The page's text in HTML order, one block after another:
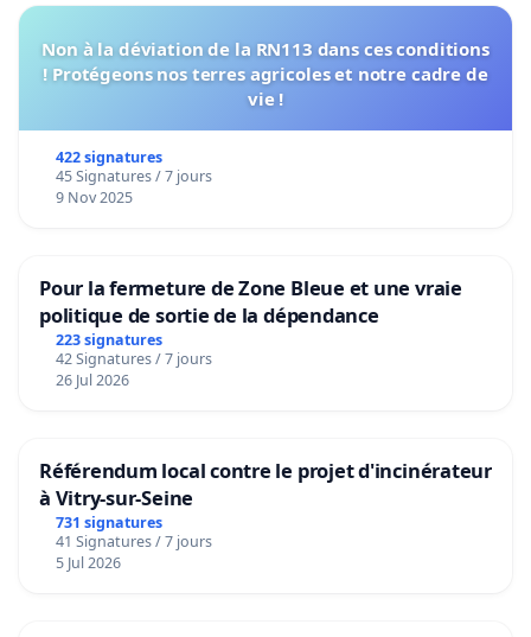
Non à la déviation de la RN113 dans ces conditions
! Protégeons nos terres agricoles et notre cadre de
vie !
422 signatures
45 Signatures / 7 jours
9 Nov 2025
Pour la fermeture de Zone Bleue et une vraie
politique de sortie de la dépendance
223 signatures
42 Signatures / 7 jours
26 Jul 2026
Référendum local contre le projet d'incinérateur
à Vitry-sur-Seine
731 signatures
41 Signatures / 7 jours
5 Jul 2026